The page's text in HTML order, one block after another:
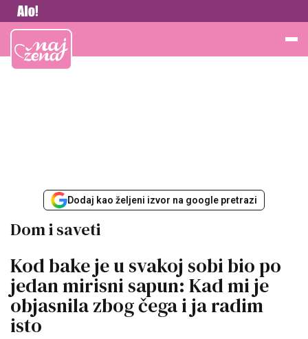
Vesti
Najžena
Dodaj kao željeni izvor na google pretrazi
Dom i saveti
Kod bake je u svakoj sobi bio po
jedan mirisni sapun: Kad mi je
objasnila zbog čega i ja radim
isto